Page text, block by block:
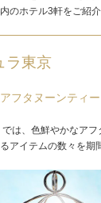
のホテル3軒をご紹介
ラ東京
フタヌーンティー
は、色鮮やかなア
アイテムの数々を期